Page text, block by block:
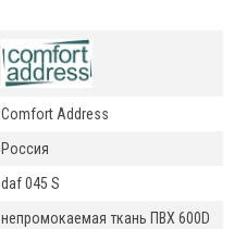
Comfort Address
Россия
daf 045 S
непромокаемая ткань ПВХ 600D